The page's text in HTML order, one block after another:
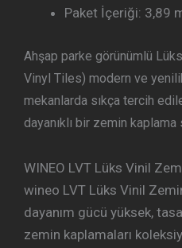
Paket İçeriği: 3,89
Ahşap parke görünümlü
Vinyl Tiles) modern ve
mekanlarda sıkça tercih
dayanıklı bir zemin kaplama
WINEO LVT Lüks Vinil
wineo LVT Lüks Vinil
dayanım gücü yüksek,
zemin kaplamaları